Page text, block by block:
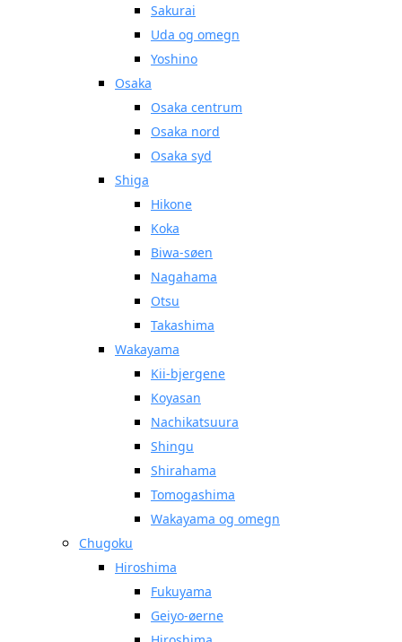
Sakurai
Uda og omegn
Yoshino
Osaka
Osaka centrum
Osaka nord
Osaka syd
Shiga
Hikone
Koka
Biwa-søen
Nagahama
Otsu
Takashima
Wakayama
Kii-bjergene
Koyasan
Nachikatsuura
Shingu
Shirahama
Tomogashima
Wakayama og omegn
Chugoku
Hiroshima
Fukuyama
Geiyo-øerne